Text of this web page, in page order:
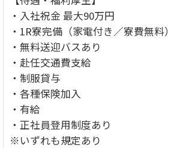
・入社祝金 最大90万円
・1R寮完備（家電付き／寮費無料）
・無料送迎バスあり
・赴任交通費支給
・制服貸与
・各種保険加入
・有給
・正社員登用制度あり
※いずれも規定あり